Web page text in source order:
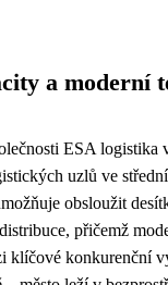
a moderní
ESA logistika
uzlů ve
obsloužit
přičemž
klíčové konkurenční